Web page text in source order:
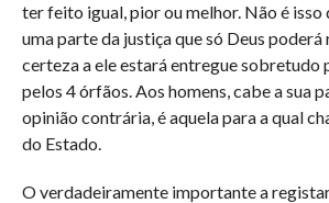
ter feito igual, pior ou melhor. Não é isso
uma parte da justiça que só Deus poderá
certeza a ele estará entregue sobretudo
pelos 4 órfãos. Aos homens, cabe a sua
opinião contrária, é aquela para a qual
do Estado.
O verdadeiramente importante a